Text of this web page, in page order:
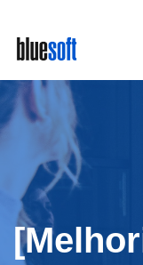
main
content